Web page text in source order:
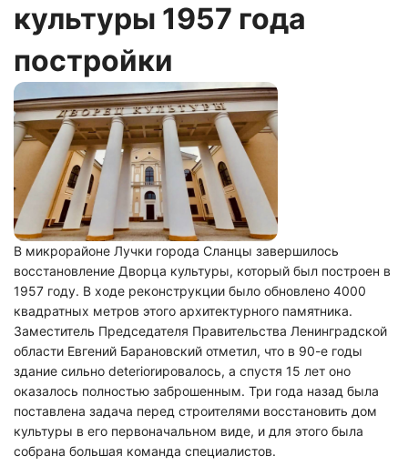
культуры 1957 года
постройки
В микрорайоне Лучки города Сланцы завершилось
восстановление Дворца культуры, который был построен в
1957 году. В ходе реконструкции было обновлено 4000
квадратных метров этого архитектурного памятника.
Заместитель Председателя Правительства Ленинградской
области Евгений Барановский отметил, что в 90-е годы
здание сильно deteriorировалось, а спустя 15 лет оно
оказалось полностью заброшенным. Три года назад была
поставлена задача перед строителями восстановить дом
культуры в его первоначальном виде, и для этого была
собрана большая команда специалистов.